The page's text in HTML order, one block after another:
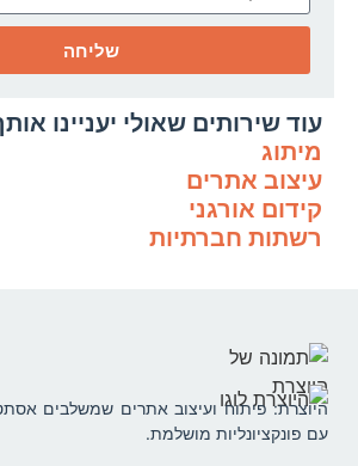
שליחה
עוד שירותים שאולי יעניינו
מיתוג
עיצוב אתרים
קידום אורגני
רשתות חברתיות
היוצרת: פיתוח ועיצוב אתרים שמשלבים
עם פונקציונליות מושלמת.